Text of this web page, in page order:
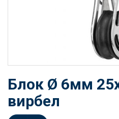
Блок Ø 6мм
вирбел